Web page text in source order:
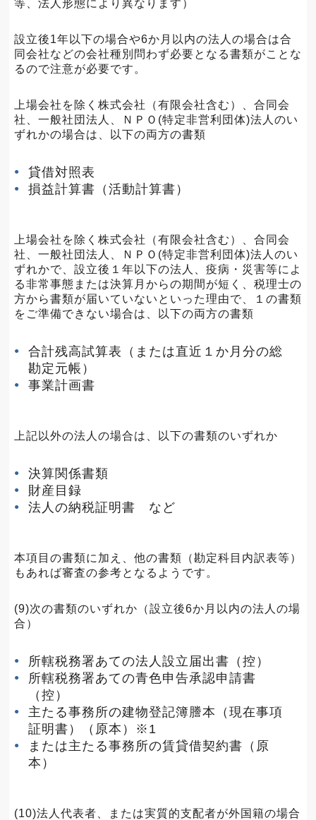
等、法人形態により異なります）
設立後1年以下の場合や6か月以内の法人の場合は合
同会社などの会社種別問わず必要となる書類がことな
るので注意が必要です。
上場会社を除く株式会社（有限会社含む）、合同会
社、一般社団法人、ＮＰＯ(特定非営利団体)法人のい
ずれかの場合は、以下の両方の書類
貸借対照表
損益計算書（活動計算書）
上場会社を除く株式会社（有限会社含む）、合同会
社、一般社団法人、ＮＰＯ(特定非営利団体)法人のい
ずれかで、設立後１年以下の法人、疫病・災害等によ
る非常事態または決算月からの期間が短く、税理士の
方から書類が届いていないといった理由で、１の書類
をご準備できない場合は、以下の両方の書類
合計残高試算表（または直近１か月分の総
勘定元帳）
事業計画書
上記以外の法人の場合は、以下の書類のいずれか
決算関係書類
財産目録
法人の納税証明書 など
本項目の書類に加え、他の書類（勘定科目内訳表等）
もあれば審査の参考となるようです。
(9)次の書類のいずれか（設立後6か月以内の法人の場
合）
所轄税務署あての法人設立届出書（控）
所轄税務署あての青色申告承認申請書
（控）
主たる事務所の建物登記簿謄本（現在事項
証明書）（原本）※1
または主たる事務所の賃貸借契約書（原
本）
(10)法人代表者、または実質的支配者が外国籍の場合